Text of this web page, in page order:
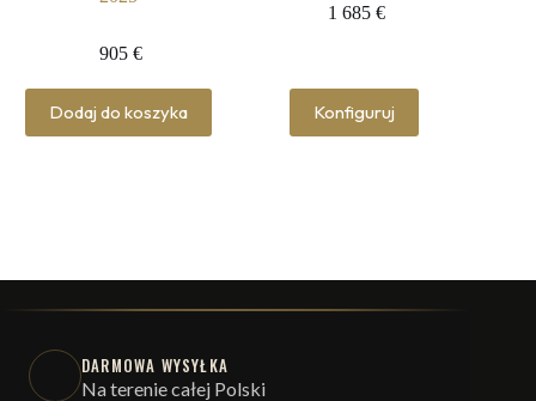
Pierwotna
cena
wynosiła:
952 €.
905 €
Aktualna
cena
wynosi:
905 €.
Dodaj do koszyka
1 685 €
Konfiguruj
DARMOWA WYSYŁKA
Na terenie całej Polski